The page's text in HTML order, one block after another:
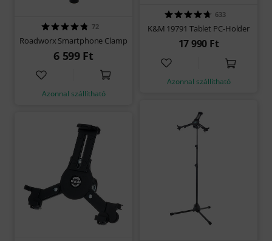
72
Roadworx Smartphone Clamp
6 599 Ft
Azonnal szállítható
633
K&M 19791 Tablet PC-Holder
17 990 Ft
Azonnal szállítható